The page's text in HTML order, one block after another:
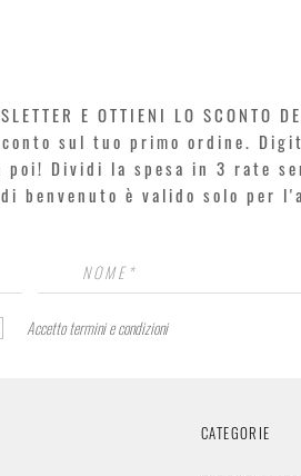
E OTTIENI LO SCONTO
sul tuo primo ordine. Digita
Dividi la spesa in 3 rate
benvenuto è valido solo per
Accetto termini e condizioni
CATEGORIE